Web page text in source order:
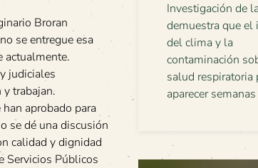
Broran
se entregue esa
actualmente.
judiciales
trabajan.
aprobado para
se dé una discusión
calidad y dignidad
Servicios Públicos
Investigación de
demuestra que el
del clima y la
contaminación
salud respiratoria
aparecer